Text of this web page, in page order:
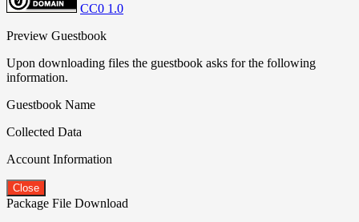
CC0 1.0
Preview Guestbook
Upon downloading files the guestbook asks for the following
information.
Guestbook Name
Collected Data
Account Information
Close
Package File Download